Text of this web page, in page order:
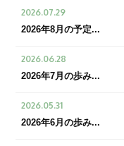
2026.07.29
2026年8月の予定...
2026.06.28
2026年7月の歩み...
2026.05.31
2026年6月の歩み...